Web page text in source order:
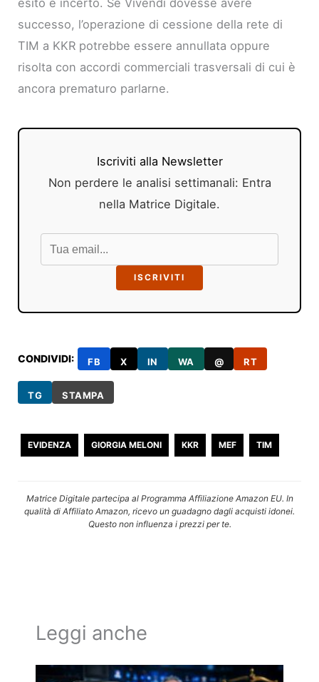
successo, l’operazione di cessione della rete di
TIM a KKR potrebbe essere annullata oppure
risolta con accordi commerciali trasversali di cui è
ancora prematuro parlarne.
Iscriviti alla Newsletter
Non perdere le analisi settimanali: Entra
nella Matrice Digitale.
ISCRIVITI
CONDIVIDI: FB X IN WA @ RT
TG STAMPA
EVIDENZA GIORGIA MELONI KKR MEF TIM
Matrice Digitale partecipa al Programma Affiliazione Amazon EU. In
qualità di Affiliato Amazon, ricevo un guadagno dagli acquisti idonei.
Questo non influenza i prezzi per te.
Leggi anche